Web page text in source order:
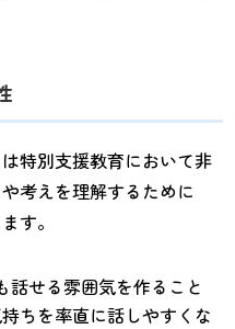
特別支援教育において非
考えを理解するために
す。
話せる雰囲気を作ること
ちを率直に話しやすくな